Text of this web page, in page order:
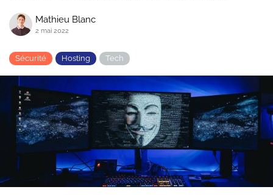
Mathieu Blanc
2 mai 2022
Sécurité Hosting Tech